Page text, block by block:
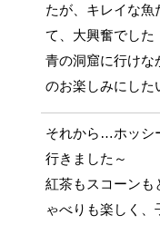
たが、キレイな魚
て、大興奮でした
青の洞窟に行けな
のお楽しみにした
それから…ホッシ
行きました～
紅茶もスコーンも
ゃべりも楽しく、